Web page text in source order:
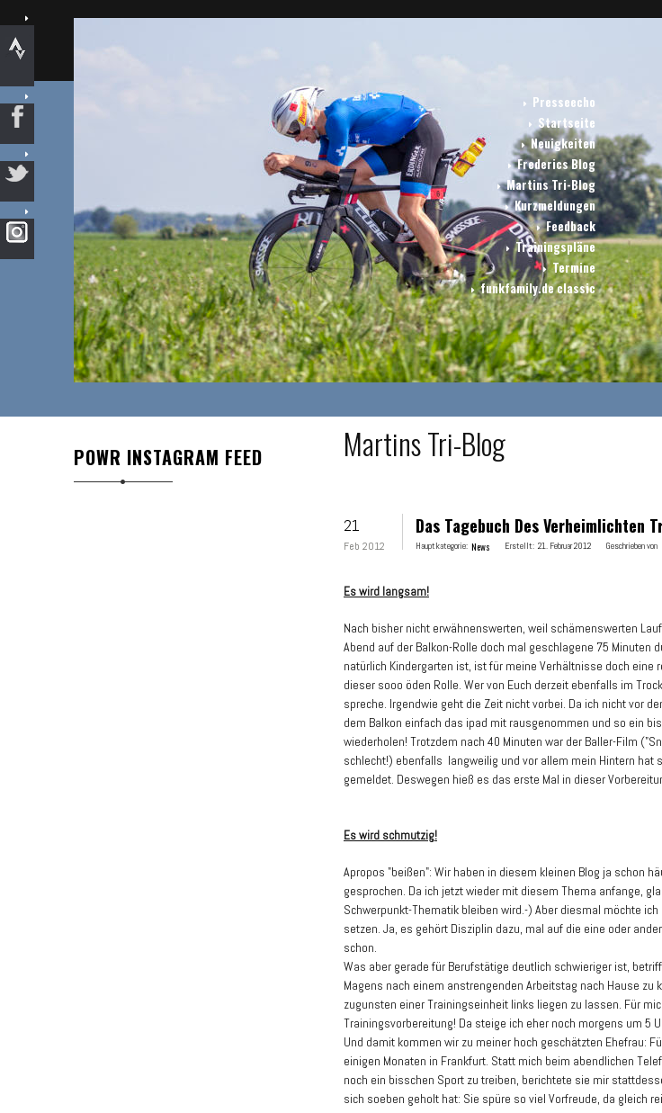
Presseecho
Startseite
Neuigkeiten
Frederics Blog
Martins Tri-Blog
Kurzmeldungen
Feedback
Trainingspläne
Termine
funkfamily.de classic
POWR INSTAGRAM FEED Martins Tri-Blog
21
Feb 2012
Das Tagebuch Des Verheimlichten
Hauptkategorie: News Erstellt: 21. Februar 2012 Geschrieben von
Es wird langsam!
Nach bisher nicht erwähnenswerten, weil schämenswerten
Abend auf der Balkon-Rolle doch mal geschlagene 75 Minuten
natürlich Kindergarten ist, ist für meine Verhältnisse doch eine
dieser sooo öden Rolle. Wer von Euch derzeit ebenfalls im
spreche. Irgendwie geht die Zeit nicht vorbei. Da ich nicht vor
dem Balkon einfach das ipad mit rausgenommen und so ein
wiederholen! Trotzdem nach 40 Minuten war der Baller-Film
schlecht!) ebenfalls langweilig und vor allem mein Hintern hat
gemeldet. Deswegen hieß es das erste Mal in dieser
Es wird schmutzig!
Apropos "beißen": Wir haben in diesem kleinen Blog ja schon
gesprochen. Da ich jetzt wieder mit diesem Thema anfange,
Schwerpunkt-Thematik bleiben wird.-) Aber diesmal möchte
setzen. Ja, es gehört Disziplin dazu, mal auf die eine oder
schon.
Was aber gerade für Berufstätige deutlich schwieriger ist,
Magens nach einem anstrengenden Arbeitstag nach Hause zu
zugunsten einer Trainingseinheit links liegen zu lassen. Für
Trainingsvorbereitung! Da steige ich eher noch morgens um 5
Und damit kommen wir zu meiner hoch geschätzten Ehefrau:
einigen Monaten in Frankfurt. Statt mich beim abendlichen
noch ein bisschen Sport zu treiben, berichtete sie mir
sich soeben geholt hat: Sie spüre so viel Vorfreude, da gleich